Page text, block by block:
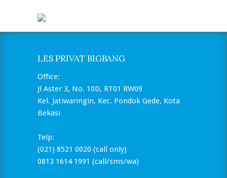
LES PRIVAT BIGBANG
Office:
Jl Aster 3, No. 10D, RT01 RW09
Kel. Jatiwaringin, Kec. Pondok Gede, Kota
Bekasi
Telp:
(021) 8521 0020 (call only)
0813 1614 1991 (call/sms/wa)